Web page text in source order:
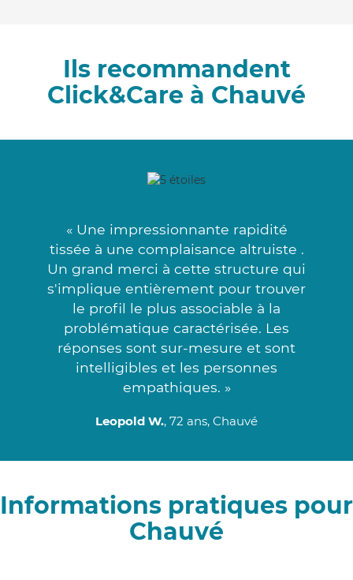
Ils recommandent
Click&Care à Chauvé
« Une impressionnante rapidité
tissée à une complaisance altruiste .
Un grand merci à cette structure qui
s'implique entièrement pour trouver
le profil le plus associable à la
problématique caractérisée. Les
réponses sont sur-mesure et sont
intelligibles et les personnes
empathiques. »
Leopold W., 72 ans, Chauvé
Informations pratiques pour
Chauvé